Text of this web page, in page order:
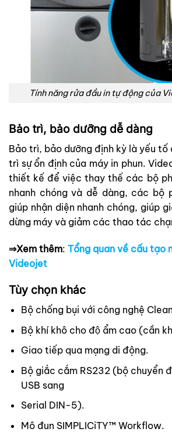
Tính năng rửa đầu in tự động của
Bảo trì, bảo dưỡng dễ dàng
Bảo trì, bảo dưỡng định kỳ là yếu tố
trì sự ổn định của máy in phun.
thiết kế để việc thay thế các bộ
nhanh chóng và dễ dàng, các bộ
giúp nhận diện nhanh chóng, giúp
dừng máy và giảm các thao tác
⇒Xem thêm: Tổng quan về cấu tạo
Videojet
Tùy chọn khác
Bộ chống bụi với công nghệ
Bộ khí khô cho độ ẩm cao (cần
Giao tiếp qua mạng di động.
Bộ giắc cắm RS232 (bộ chuyển
USB sang
Serial DIN-5).
Mô đun SIMPLICiTY™ Workflow.